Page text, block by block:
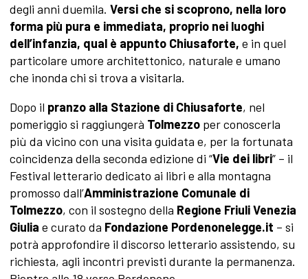
degli anni duemila. Versi che si scoprono, nella loro
forma più pura e immediata, proprio nei luoghi
dell’infanzia, qual è appunto Chiusaforte, e in quel
particolare umore architettonico, naturale e umano
che inonda chi si trova a visitarla.
Dopo il pranzo alla Stazione di Chiusaforte, nel
pomeriggio si raggiungerà Tolmezzoper conoscerla
più da vicino con una visita guidata e, per la fortunata
coincidenza della seconda edizione di “Vie dei libri” – il
Festival letterario dedicato ai libri e alla montagna
promosso dall’Amministrazione Comunale di
Tolmezzo, con il sostegno della Regione Friuli Venezia
Giulia e curato da Fondazione Pordenonelegge.it – si
potrà approfondire il discorso letterario assistendo, su
richiesta, agli incontri previsti durante la permanenza.